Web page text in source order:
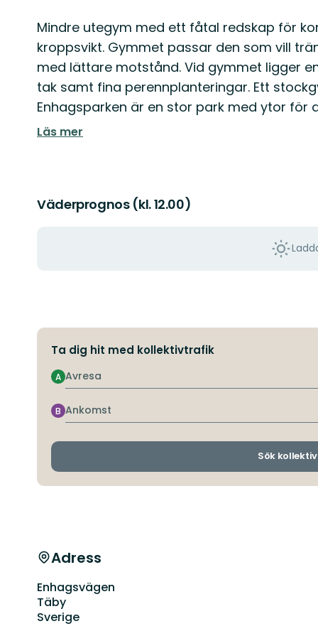
Beskrivning
Mindre utegym med ett fåtal redskap för
kroppsvikt. Gymmet passar den som vill
med lättare motstånd. Vid gymmet ligger
tak samt fina perennplanteringar. Ett
Enhagsparken är en stor park med ytor för
Läs mer
Väderprognos (kl. 12.00)
Ta dig hit med kollektivtrafik
Avresa
A
Ankomst
B
Sök
Adress
Enhagsvägen
Täby
Sverige